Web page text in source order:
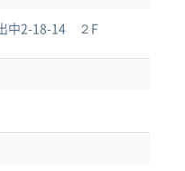
中2-18-14 ２F